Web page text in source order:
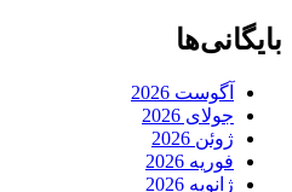
بایگانی‌ها
آگوست 2026
جولای 2026
ژوئن 2026
فوریه 2026
ژانویه 2026